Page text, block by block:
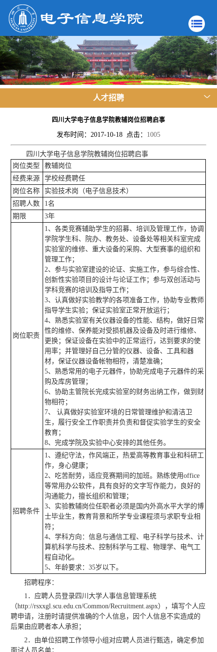
人才招聘
四川大学电子信息学院教辅岗位招聘启事
发布时间：2017-10-18 点击： 1005
四川大学电子信息学院教辅岗位招聘启事
岗位类型
教辅岗位
经费来源
学校经费聘任
岗位名称
实验技术岗（电子信息技术）
招聘人数
1名
期限
3年
岗位职责
1、各类竞赛辅助学生的招募、培训及管理工作，协调
学院学生科、院办、教务处、设备处等相关科室完成
实验室的维修、重大设备的采购、大型赛事的组织和
管理工作；
2、参与实验室建设的论证、实施工作，参与综合性、
创新性实验项目的设计与论证工作；参与双创活动与
学科竞赛的培训及指导工作；
3、认真做好实验教学的各项准备工作，协助专业教师
指导学生实验；保证实验室正常开放运行；
4、熟悉实验室有关仪器设备的性能、结构，做好日常
性的维修、保养能对受损机器及设备及时进行维修、
更换；保证设备在实验中的正常运行，达到要求的使
用率；并管理好自己分管的仪器、设备、工具和器
材，保证仪器设备帐物相符，清楚准确；
5、熟悉常用的电子元器件，协助完成电子元器件的采
购及库房管理；
6、协助主管院长完成实验室的财务出纳工作，做到财
物相符；
7、 认真做好实验室环境的日常管理维护和清洁卫
生，履行安全工作职责并负责和督促实验学生的安全
教育；
8、完成学院及实验中心安排的其他任务。
招聘条件
1、遵纪守法，作风端正，热爱高等教育事业和科研工
作，身心健康；
2、吃苦耐劳，适应竞赛期间的加班。熟练使用office
等常用办公软件，具有良好的文字写作能力，良好的
沟通能力，擅长组织和管理；
3、实验教辅岗位任职者必须是国内外高水平大学的博
士毕业生，教育背景和所学专业课程须与求职专业相
符；
4、学科方向：信息与通信工程、电子科学与技术、计
算机科学与技术、控制科学与工程、物理学、电气工
程自动化。
5、年龄要求：35岁以下。
招聘程序：
1．应聘人员登录四川大学人事信息管理系统
（http://rsxxgl.scu.edu.cn/Common/Recruitment.aspx），填写个人应
聘申请，注册时请提供准确的个人信息，因个人信息不实造成的
后果由应聘者本人承担；
2．由单位招聘工作领导小组对应聘人员进行甄选，确定参加
面试人员名单；